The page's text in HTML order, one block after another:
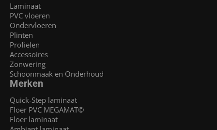
Laminaat
PVC vloeren
Ondervloeren
Plinten
Profielen
Accessoires
Zonwering
Schoonmaak en Onderhoud
Merken
Quick-Step laminaat
Floer PVC MEGAMAT©
Floer laminaat